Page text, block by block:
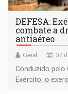
DEFESA:
combate a
antiaéreo
Geral 07
Conduzido pelo
Exército, o